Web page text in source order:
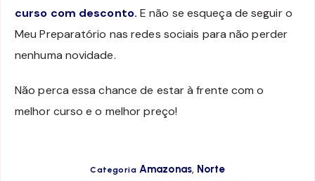
curso com desconto. E não se esqueça de seguir o
Meu Preparatório nas redes sociais para não perder
nenhuma novidade.
Não perca essa chance de estar à frente com o
melhor curso e o melhor preço!
Categoria Amazonas, Norte